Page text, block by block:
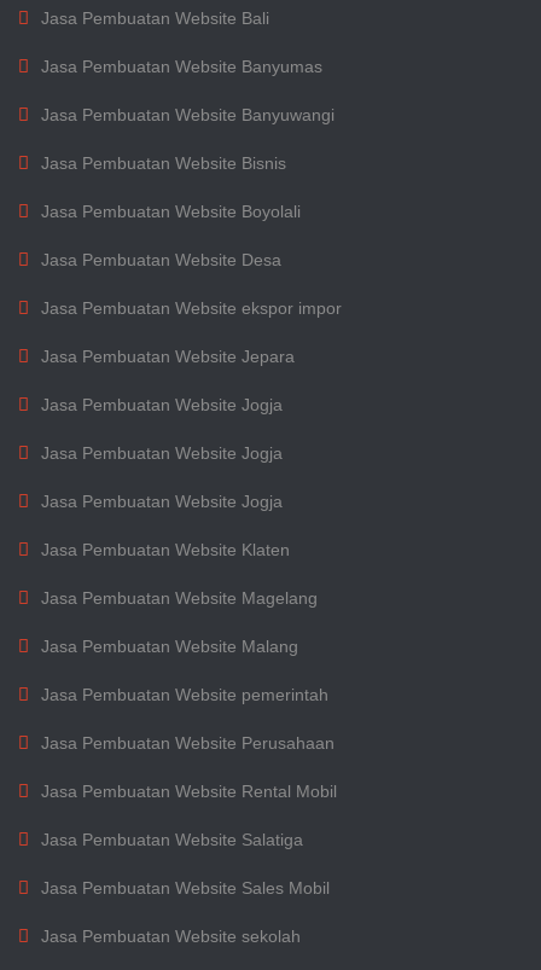
Jasa Pembuatan Website Bali
Jasa Pembuatan Website Banyumas
Jasa Pembuatan Website Banyuwangi
Jasa Pembuatan Website Bisnis
Jasa Pembuatan Website Boyolali
Jasa Pembuatan Website Desa
Jasa Pembuatan Website ekspor impor
Jasa Pembuatan Website Jepara
Jasa Pembuatan Website Jogja
Jasa Pembuatan Website Jogja
Jasa Pembuatan Website Jogja
Jasa Pembuatan Website Klaten
Jasa Pembuatan Website Magelang
Jasa Pembuatan Website Malang
Jasa Pembuatan Website pemerintah
Jasa Pembuatan Website Perusahaan
Jasa Pembuatan Website Rental Mobil
Jasa Pembuatan Website Salatiga
Jasa Pembuatan Website Sales Mobil
Jasa Pembuatan Website sekolah